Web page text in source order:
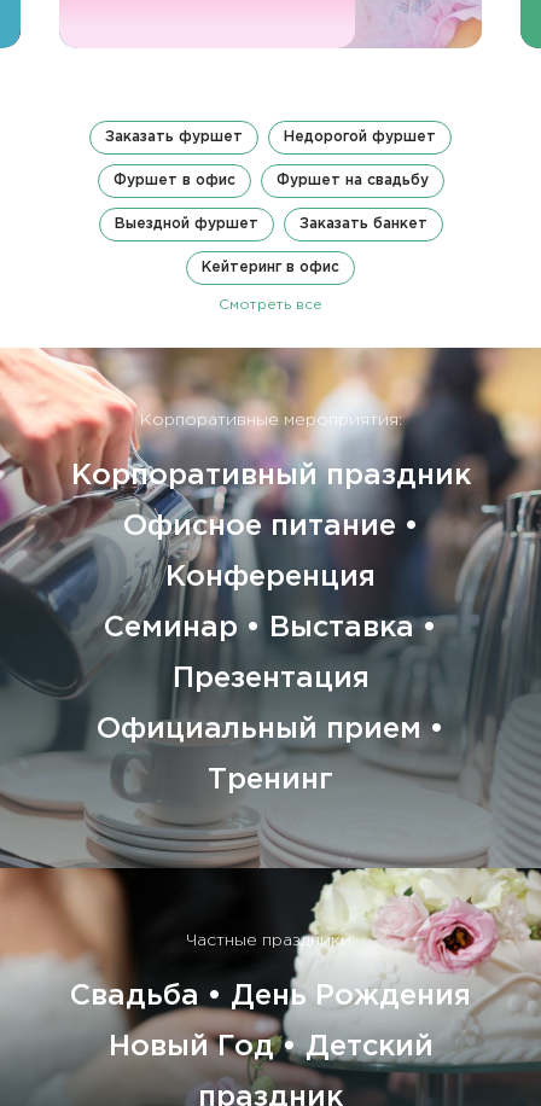
Заказать фуршет Недорогой фуршет
Фуршет в офис Фуршет на свадьбу
Выездной фуршет Заказать банкет
Кейтеринг в офис
Смотреть все
Корпоративные мероприятия:
Корпоративный праздник
Офисное питание •
Конференция
Семинар • Выставка •
Презентация
Официальный прием •
Тренинг
Частные праздники:
Свадьба • День Рождения
Новый Год • Детский
праздник